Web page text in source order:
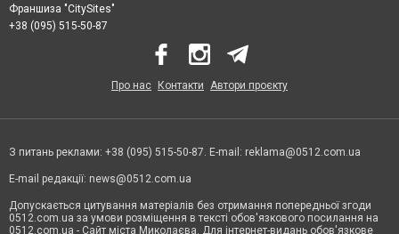
Франшиза "CitySites"
+38 (095) 515-50-87
Про нас Контакти Автори проєкту
З питань реклами: +38 (095) 515-50-87. E-mail: reklama@0512.com.ua
E-mail редакції: news@0512.com.ua
Допускається цитування матеріалів без отримання попередньої згоди
0512.com.ua за умови розміщення в тексті обов'язкового посилання на
0512.com.ua - Сайт міста Миколаєва. Для інтернет-видань обов'язкове